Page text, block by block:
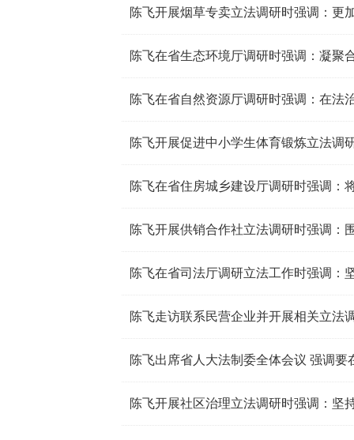
陈飞在省自然资源厅调研时强调：在法
陈飞走访联系民营企业并开展相关立法
陈飞出席省人大法制委全体会议 强调